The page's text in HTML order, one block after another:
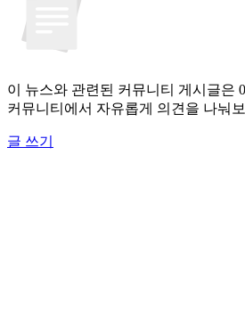
이 뉴스와 관련된 커뮤니티 게시글은
커뮤니티에서 자유롭게 의견을 나눠
글 쓰기